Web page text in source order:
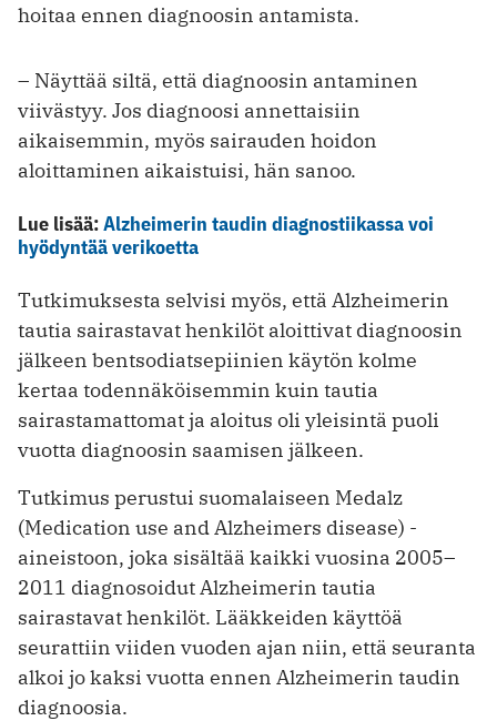
hoitaa ennen diagnoosin antamista.
– Näyttää siltä, että diagnoosin antaminen
viivästyy. Jos diagnoosi annettaisiin
aikaisemmin, myös sairauden hoidon
aloittaminen aikaistuisi, hän sanoo.
Lue lisää:Alzheimerin taudin diagnostiikassa voi
hyödyntää verikoetta
Tutkimuksesta selvisi myös, että Alzheimerin
tautia sairastavat henkilöt aloittivat diagnoosin
jälkeen bentsodiatsepiinien käytön kolme
kertaa todennäköisemmin kuin tautia
sairastamattomat ja aloitus oli yleisintä puoli
vuotta diagnoosin saamisen jälkeen.
Tutkimus perustui suomalaiseen Medalz
(Medication use and Alzheimers disease) -
aineistoon, joka sisältää kaikki vuosina 2005–
2011 diagnosoidut Alzheimerin tautia
sairastavat henkilöt. Lääkkeiden käyttöä
seurattiin viiden vuoden ajan niin, että seuranta
alkoi jo kaksi vuotta ennen Alzheimerin taudin
diagnoosia.